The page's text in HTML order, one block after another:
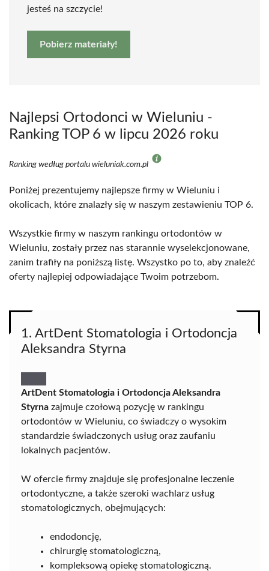
jesteś na szczycie!
Pobierz materiały!
Najlepsi Ortodonci w Wieluniu -
Ranking TOP 6 w lipcu 2026 roku
Ranking według portalu wieluniak.com.pl
Poniżej prezentujemy najlepsze firmy w Wieluniu i
okolicach, które znalazły się w naszym zestawieniu TOP 6.
Wszystkie firmy w naszym rankingu ortodontów w
Wieluniu, zostały przez nas starannie wyselekcjonowane,
zanim trafiły na poniższą listę. Wszystko po to, aby znaleźć
oferty najlepiej odpowiadające Twoim potrzebom.
1. ArtDent Stomatologia i Ortodoncja
Aleksandra Styrna
ArtDent Stomatologia i Ortodoncja Aleksandra
Styrna zajmuje czołową pozycję w rankingu
ortodontów w Wieluniu, co świadczy o wysokim
standardzie świadczonych usług oraz zaufaniu
lokalnych pacjentów.
W ofercie firmy znajduje się profesjonalne leczenie
ortodontyczne, a także szeroki wachlarz usług
stomatologicznych, obejmujących:
endodoncję,
chirurgię stomatologiczną,
kompleksową opiekę stomatologiczną.